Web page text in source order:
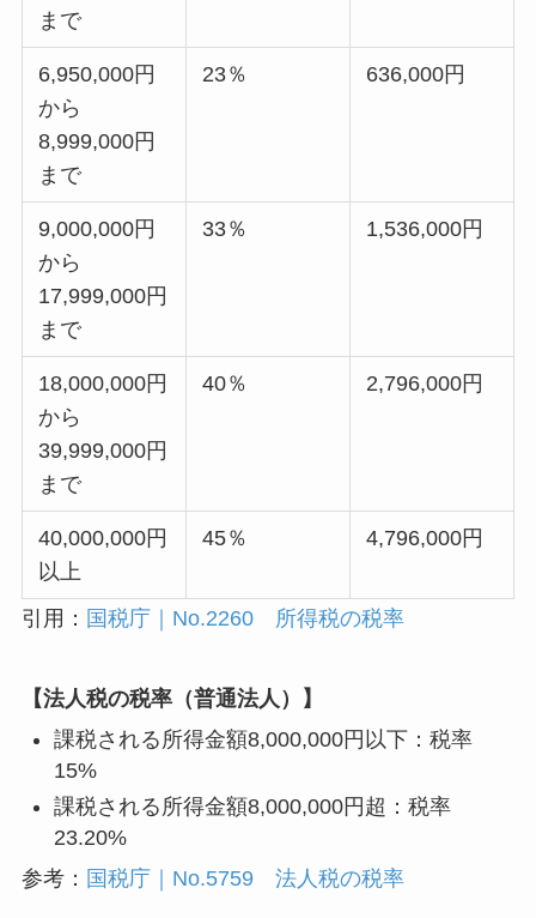
まで
6,950,000円
から
8,999,000円
まで
23％ 636,000円
9,000,000円
から
17,999,000円
まで
33％ 1,536,000円
18,000,000円
から
39,999,000円
まで
40％ 2,796,000円
40,000,000円
以上
45％ 4,796,000円
引用： 国税庁｜No.2260 所得税の税率
【法人税の税率（普通法人）】
課税される所得金額8,000,000円以下：税率
15%
課税される所得金額8,000,000円超：税率
23.20%
参考： 国税庁｜No.5759 法人税の税率